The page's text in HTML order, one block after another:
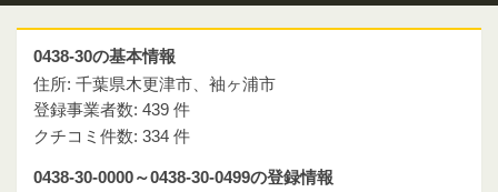
0438-30の基本情報
住所: 千葉県木更津市、袖ヶ浦市
登録事業者数: 439 件
クチコミ件数: 334 件
0438-30-0000～0438-30-0499の登録情報